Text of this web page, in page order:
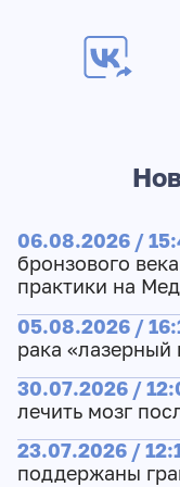
06.08.2026 /
бронзового
практики на
05.08.2026 /
рака «лазерный
30.07.2026 /
лечить мозг
23.07.2026 /
поддержаны